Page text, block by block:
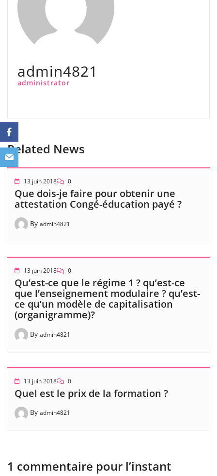
admin4821
administrator
Related News
13 juin 2018 0
Que dois-je faire pour obtenir une
attestation Congé-éducation payé ?
By admin4821
13 juin 2018 0
Qu’est-ce que le régime 1 ? qu’est-ce
que l’enseignement modulaire ? qu’est-
ce qu’un modèle de capitalisation
(organigramme)?
By admin4821
13 juin 2018 0
Quel est le prix de la formation ?
By admin4821
1 commentaire pour l’instant